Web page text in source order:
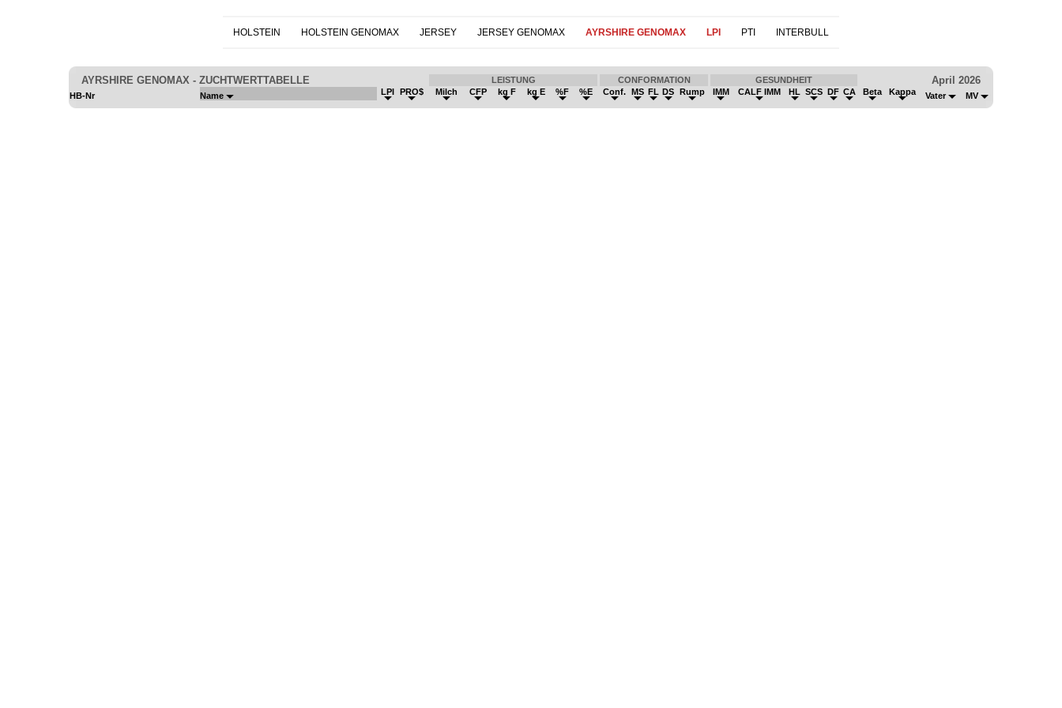
HOLSTEIN HOLSTEIN GENOMAX JERSEY JERSEY GENOMAX AYRSHIRE GENOMAX LPI PTI INTERBULL
AYRSHIRE GENOMAX - ZUCHTWERTTABELLE LEISTUNG CONFORMATION GESUNDHEIT April 2026
HB-Nr Name LPI PRO$ Milch CFP kg F kg E %F %E Conf. MS FL DS Rump IMM CALF IMM HL SCS DF CA Beta Kappa Vater MV